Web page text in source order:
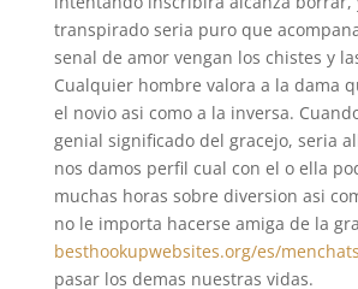
transpirado seri­a puro que
senal de amor vengan los chistes y
Cualquier hombre valora a la dama
el novio asi­ como a la inversa.
genial significado del gracejo, seri­a
nos damos perfil cual con el o ella
muchas horas sobre diversion asi­
no le importa hacerse amiga de la
besthookupwebsites.org/es/
pasar los demas nuestras vidas.